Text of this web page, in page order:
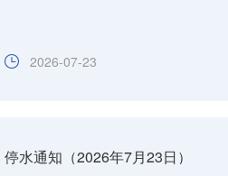
2026-07-23
停水通知（2026年7月23日）